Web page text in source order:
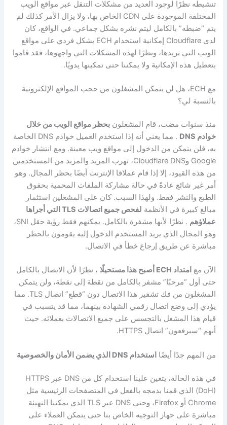
تنشيطه نظرًا لوجود العديد من مشكلات التنقل عبر مواقع الويب
المختلفة الموجودة على CDN الخاص بها، ولا يزال الأمر كذلك لم
يتم “ضبطه” بالكامل ليتم نشره بشكل جماعي. في الواقع، كان
لدى Cloudflare إمكانية استخدام ECH بشكل فردي على مواقع
الويب التي تريدها، ونظرًا لهذه المشكلات التي واجهوها، فقد قاموا
بتعطيل هذه الإمكانية ولا يمكننا حتى تمكينها يدويًا.
مع ECH، هل لن يتمكن المشغلون من حجب المواقع الإلكترونية
بالنسبة لي؟
منذ سنوات مضت، قام المشغلونبحظر مواقع الويب من خلال
خوادم DNS
. مما يعني أنه إذا استخدم العميل خوادم DNS الخاصة
به، فلن يتمكن من الدخول إلى مواقع ويب معينة. ومع انتشار خوادم
Google وCloudflare DNS، تهرب المزيد والمزيد من المستخدمين
من هذه القيود، إلا إذا قام عملاقا الإنترنت أيضًا بحظر المجال. وهو
أمر غير شائع عادةً في حالة مشاركة الملفات المحمية بحقوق
الطبع والنشر فقط. ولهذا السبب. كان على المشغلين استثمار
مبالغ كبيرة في الأنظمة
لفحص جميع اتصالات TLS التي أجراها
عملاؤهم
. نظرًا لأنها مشفرة بالكامل. يمكنهم فقط رؤية حقل SNI،
وهو المجال الذي يريد المستخدم الدخول إليه يقومون بالحظر
مباشرة عن طريق إرجاع خطأ في الاتصال.
الآن مع امتداد ECH أصبح هذا مستحيلًا
، نظرًا لأن الاتصال بالكامل
حتى أول “مرحبًا” مشفر بالكامل من نقطة إلى نقطة، ولن يتمكن
المشغلون من فك تشفير هذا الاتصال دون “قطع” اتصال TLS. مما
يؤدي إلى وضع اتصال رقمي الشهادة بينهما، مما قد يتسبب في
قيام هذا المشغل بالتجسس على جميع الاتصالات بعملائه. حيث
أنهم “سيرفعون” اتصال HTTPS.
من المهم جدًا أيضًا استخدام DNS الذي يضمن الأمان والخصوصية
في هذه الحالة، يتعين علينا استخدام كل من DNS عبر HTTPS
(DoH) الذي قمنا بدمجه بالفعل في المتصفحات الرئيسية مثل
Chrome أو Firefox، وحتى DNS عبر TLS الذي يمكننا التهيئة
مباشرة على جهاز التوجيه الخاص بنا حتى يتمكن العملاء على